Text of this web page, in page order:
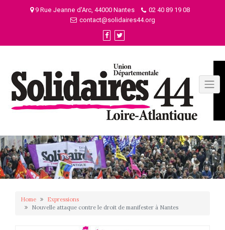
9 Rue Jeanne d'Arc, 44000 Nantes
02 40 89 19 08
contact@solidaires44.org
Home
Expressions
Nouvelle attaque contre le droit de manifester à Nantes